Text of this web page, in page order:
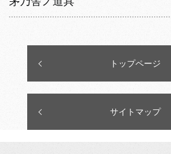
トップページ
サイトマップ